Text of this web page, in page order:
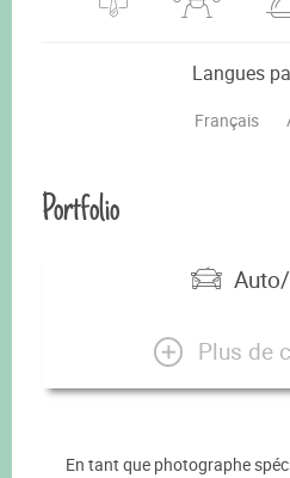
Langues
Français
Portfolio
Plus de
En tant que photographe